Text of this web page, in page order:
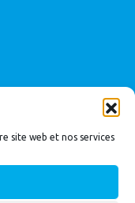
site web et nos services